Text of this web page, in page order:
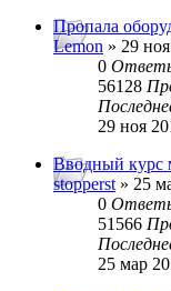
Пропала
Lemon » 29
0
56128
29 ноя
Вводный курс
stopperst » 25
0
51566
25 мар